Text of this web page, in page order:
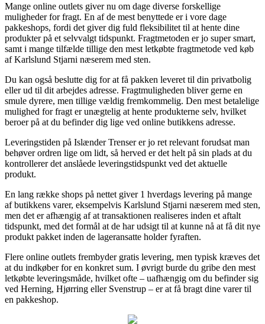
Mange online outlets giver nu om dage diverse forskellige
muligheder for fragt. En af de mest benyttede er i vore dage
pakkeshops, fordi det giver dig fuld fleksibilitet til at hente dine
produkter på et selvvalgt tidspunkt. Fragtmetoden er jo super smart,
samt i mange tilfælde tillige den mest letkøbte fragtmetode ved køb
af Karlslund Stjarni næserem med sten.
Du kan også beslutte dig for at få pakken leveret til din privatbolig
eller ud til dit arbejdes adresse. Fragtmuligheden bliver gerne en
smule dyrere, men tillige vældig fremkommelig. Den mest betalelige
mulighed for fragt er unægtelig at hente produkterne selv, hvilket
beroer på at du befinder dig lige ved online butikkens adresse.
Leveringstiden på Islænder Trenser er jo ret relevant forudsat man
behøver ordren lige om lidt, så herved er det helt på sin plads at du
kontrollerer det anslåede leveringstidspunkt ved det aktuelle
produkt.
En lang række shops på nettet giver 1 hverdags levering på mange
af butikkens varer, eksempelvis Karlslund Stjarni næserem med sten,
men det er afhængig af at transaktionen realiseres inden et aftalt
tidspunkt, med det formål at de har udsigt til at kunne nå at få dit nye
produkt pakket inden de lageransatte holder fyraften.
Flere online outlets frembyder gratis levering, men typisk kræves det
at du indkøber for en konkret sum. I øvrigt burde du gribe den mest
letkøbte leveringsmåde, hvilket ofte – uafhængig om du befinder sig
ved Herning, Hjørring eller Svenstrup – er at få bragt dine varer til
en pakkeshop.